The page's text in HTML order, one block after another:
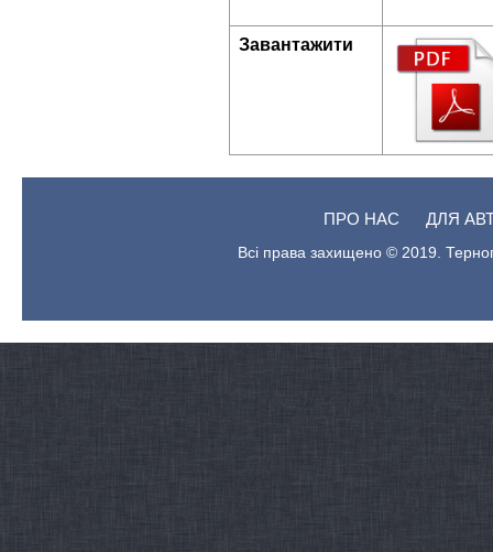
Завантажити
ПРО НАС ДЛЯ
Всі права захищено © 2019.